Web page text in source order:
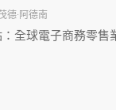
德·阿德南
：全球電子商務零售